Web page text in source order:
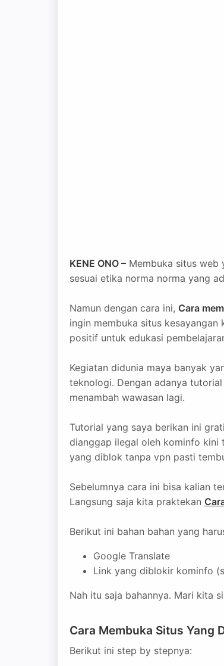
KENE ONO – Membuka situs web
sesuai etika norma norma yang
Namun dengan cara ini, Cara
ingin membuka situs
positif untuk edukasi
Kegiatan didunia maya banyak
teknologi. Dengan adanya
menambah wawasan lagi.
Tutorial yang saya berikan ini
dianggap ilegal oleh kominfo kini
yang diblok tanpa vpn pasti
Sebelumnya cara ini bisa kalian
Langsung saja kita praktekan
Berikut ini bahan bahan yang
Google Translate
Link yang diblokir kominfo
Nah itu saja bahannya. Mari kita
Cara Membuka Situs Yang
Berikut ini step by stepnya: